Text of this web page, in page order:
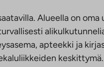
Alueella on
apteekki ja
keskittymä.